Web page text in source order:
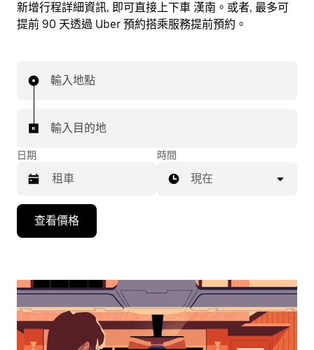
新增行程詳細資訊, 即可直接上下車 漢南。或者, 最多可
提前 90 天透過 Uber 預約搭乘服務提前預約。
輸入地點
輸入目的地
日期
向
頭
可
時間
現在
查看價格